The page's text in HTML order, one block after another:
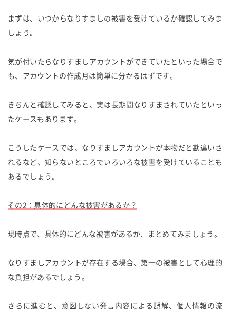
まずは、いつからなりすましの被害を受けているか確認してみま
しょう。
気が付いたらなりすましアカウントができていたといった場合で
も、アカウントの作成月は簡単に分かるはずです。
きちんと確認してみると、実は長期間なりすまされていたといっ
たケースもあります。
こうしたケースでは、なりすましアカウントが本物だと勘違いさ
れるなど、知らないところでいろいろな被害を受けていることも
あるでしょう。
その2：具体的にどんな被害があるか？
現時点で、具体的にどんな被害があるか、まとめてみましょう。
なりすましアカウントが存在する場合、第一の被害として心理的
な負担があるでしょう。
さらに進むと、意図しない発言内容による誤解、個人情報の流